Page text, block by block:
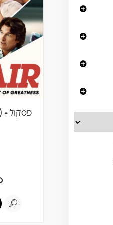
פסקול - Air (A Story Of Greatness)